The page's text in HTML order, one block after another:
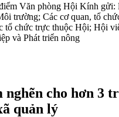
Văn phòng Hội Kính
trường; Các cơ quan, tổ
tổ chức trực thuộc Hội; Hội
và Phát triển nông
nghẽn cho hơn 3
quản lý